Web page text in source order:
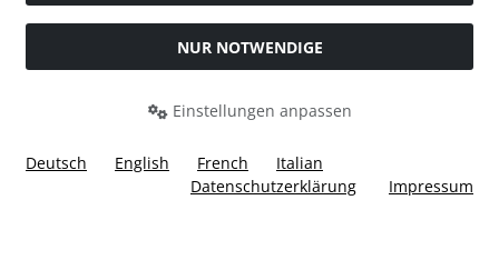
WiderrufsformularNUR NOTWENDIGE
Einstellungen anpassen
Deutsch English French
Italian
Datenschutzerklärung
Impressum